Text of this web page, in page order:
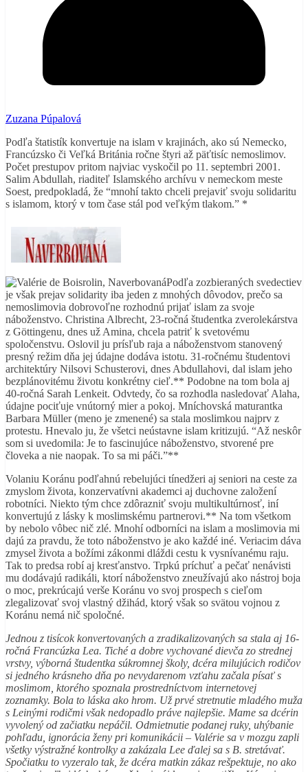
Zuzana Púpalová
Podľa štatistík konvertuje na islam v krajinách, ako sú Nemecko,
Francúzsko či Veľká Británia ročne štyri až päťtisíc nemoslimov.
Počet prestupov pritom najviac vyskočil po 11. septembri 2001.
Salim Abdullah, riaditeľ Islamského archívu v nemeckom meste
Soest, predpokladá, že “mnohí takto chceli prejaviť svoju solidaritu
s islamom, ktorý v tom čase stál pod veľkým tlakom.” *
Podľa zozbieraných svedectiev
je však prejav solidarity iba jeden z mnohých dôvodov, prečo sa
nemoslimovia dobrovoľne rozhodnú prijať islam za svoje
náboženstvo. Christina Albrecht, 23-ročná študentka zverolekárstva
z Göttingenu, dnes už Amina, chcela patriť k svetovému
spoločenstvu. Oslovil ju prísľub raja a náboženstvom stanovený
presný režim dňa jej údajne dodáva istotu. 31-ročnému študentovi
architektúry Nilsovi Schusterovi, dnes Abdullahovi, dal islam jeho
bezplánovitému životu konkrétny cieľ.** Podobne na tom bola aj
40-ročná Sarah Lenkeit. Odvtedy, čo sa rozhodla nasledovať Alaha,
údajne pociťuje vnútorný mier a pokoj. Mníchovská maturantka
Barbara Müller (meno je zmenené) sa stala moslimkou najprv z
protestu. Hnevalo ju, že všetci neústavne islam kritizujú. “Až neskôr
som si uvedomila: Je to fascinujúce náboženstvo, stvorené pre
človeka a nie naopak. To sa mi páči.”**
Volaniu Koránu podľahnú rebelujúci tínedžeri aj seniori na ceste za
zmyslom života, konzervatívni akademci aj duchovne založení
robotníci. Niekto tým chce zdôrazniť svoju multikultúrnosť, iní
konvertujú z lásky k moslimskému partnerovi.** Na tom všetkom
by nebolo vôbec nič zlé. Mnohí odborníci na islam a moslimovia mi
dajú za pravdu, že toto náboženstvo je ako každé iné. Veriacim dáva
zmysel života a božími zákonmi dláždi cestu k vysnívanému raju.
Tak to predsa robí aj kresťanstvo. Trpkú príchuť a pečať nenávisti
mu dodávajú radikáli, ktorí náboženstvo zneužívajú ako nástroj boja
o moc, prekrúcajú verše Koránu vo svoj prospech s cieľom
zlegalizovať svoj vlastný džihád, ktorý však so svätou vojnou z
Koránu nemá nič spoločné.
Jednou z tisícok konvertovaných a zradikalizovaných sa stala aj 16-
ročná Francúzka Lea. Tiché a dobre vychované dievča zo strednej
vrstvy, výborná študentka súkromnej školy, dcéra milujúcich rodičov
si jedného krásneho dňa po nevydarenom vzťahu začala písať s
moslimom, ktorého spoznala prostredníctvom internetovej
zoznamky. Bola to láska ako hrom. Už prvé stretnutie mladého muža
s Leinými rodičmi však nedopadlo práve najlepšie. Mame sa dcérin
vyvolený od začiatku nepáčil. Odmietnutie podanej ruky, uhýbanie
pohľadu, ignorácia ženy pri komunikácii – Valérie sa v mozgu zapli
všetky výstražné kontrolky a zakázala Lee ďalej sa s B. stretávať.
Spočiatku to vyzeralo tak, že dcéra matkin zákaz rešpektuje, no ako